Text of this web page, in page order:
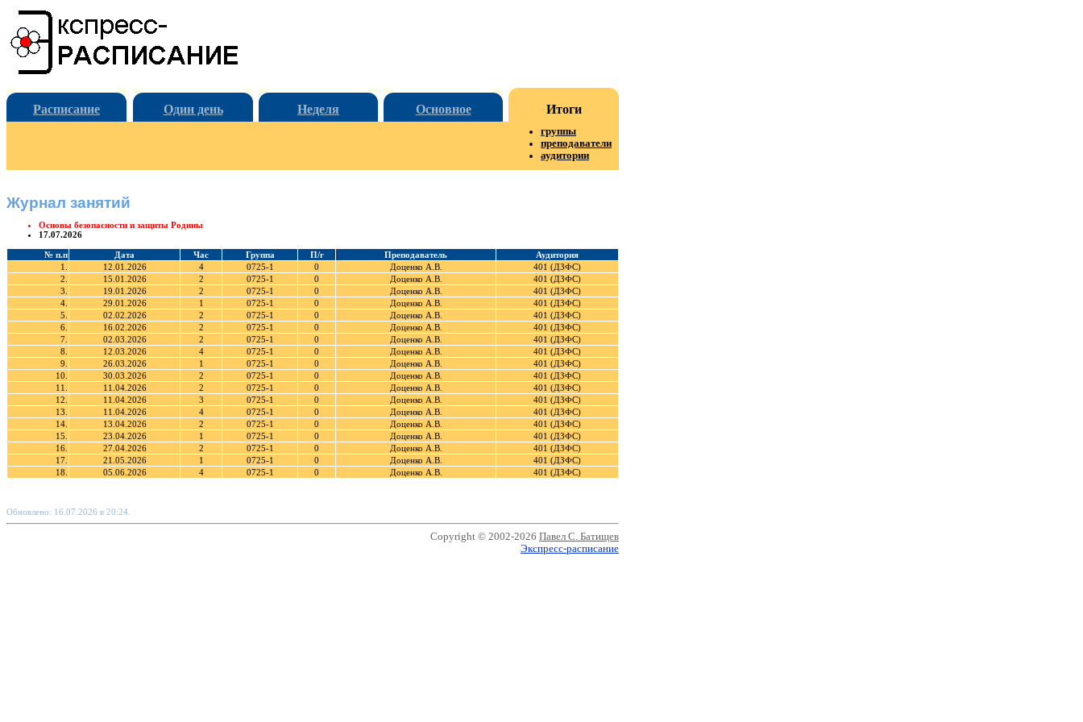
Расписание Один день Неделя Основное Итоги
группы
преподаватели
аудитории
Журнал занятий
Основы безопасности и защиты Родины
17.07.2026
№ п.п Дата Час Группа П/г Преподаватель
Аудитория
1.
12.01.2026 4 0725-1 0 Доценко А.В.
401 (ДЗФС)
2.
15.01.2026 2 0725-1 0 Доценко А.В.
401 (ДЗФС)
3.
19.01.2026 2 0725-1 0 Доценко А.В.
401 (ДЗФС)
4.
29.01.2026 1 0725-1 0 Доценко А.В.
401 (ДЗФС)
5.
02.02.2026 2 0725-1 0 Доценко А.В.
401 (ДЗФС)
6.
16.02.2026 2 0725-1 0 Доценко А.В.
401 (ДЗФС)
7.
02.03.2026 2 0725-1 0 Доценко А.В.
401 (ДЗФС)
8.
12.03.2026 4 0725-1 0 Доценко А.В.
401 (ДЗФС)
9.
26.03.2026 1 0725-1 0 Доценко А.В.
401 (ДЗФС)
10.
30.03.2026 2 0725-1 0 Доценко А.В.
401 (ДЗФС)
11.
11.04.2026 2 0725-1 0 Доценко А.В.
401 (ДЗФС)
12.
11.04.2026 3 0725-1 0 Доценко А.В.
401 (ДЗФС)
13.
11.04.2026 4 0725-1 0 Доценко А.В.
401 (ДЗФС)
14.
13.04.2026 2 0725-1 0 Доценко А.В.
401 (ДЗФС)
15.
23.04.2026 1 0725-1 0 Доценко А.В.
401 (ДЗФС)
16.
27.04.2026 2 0725-1 0 Доценко А.В.
401 (ДЗФС)
17.
21.05.2026 1 0725-1 0 Доценко А.В.
401 (ДЗФС)
18.
05.06.2026 4 0725-1 0 Доценко А.В. 401 (ДЗФС)
Обновлено: 16.07.2026 в 20:24.
Copyright © 2002-2026 Павел С. Батищев
Экспресс-расписание